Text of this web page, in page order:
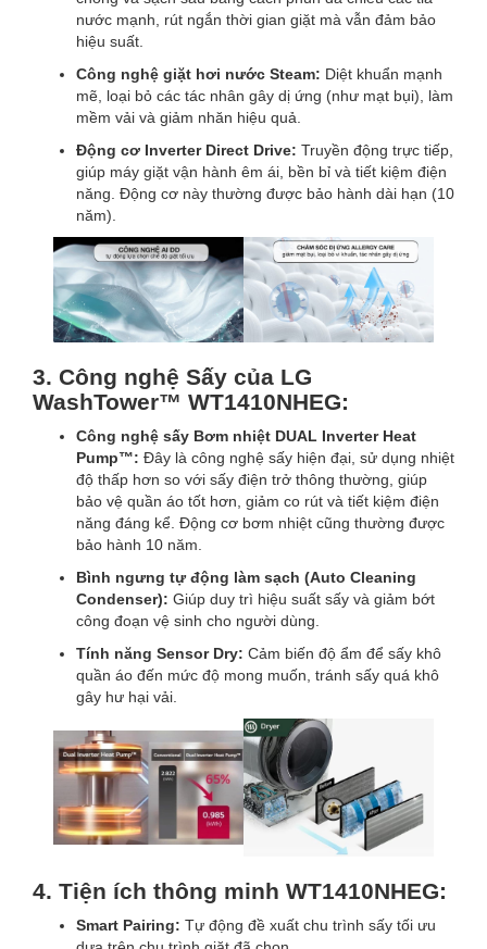
nước mạnh, rút ngắn thời gian giặt mà vẫn đảm bảo
hiệu suất.
Công nghệ giặt hơi nước Steam: Diệt khuẩn mạnh
mẽ, loại bỏ các tác nhân gây dị ứng (như mạt bụi), làm
mềm vải và giảm nhăn hiệu quả.
Động cơ Inverter Direct Drive: Truyền động trực tiếp,
giúp máy giặt vận hành êm ái, bền bỉ và tiết kiệm điện
năng. Động cơ này thường được bảo hành dài hạn (10
năm).
3. Công nghệ Sấy của LG
WashTower™ WT1410NHEG:
Công nghệ sấy Bơm nhiệt DUAL Inverter Heat
Pump™: Đây là công nghệ sấy hiện đại, sử dụng nhiệt
độ thấp hơn so với sấy điện trở thông thường, giúp
bảo vệ quần áo tốt hơn, giảm co rút và tiết kiệm điện
năng đáng kể. Động cơ bơm nhiệt cũng thường được
bảo hành 10 năm.
Bình ngưng tự động làm sạch (Auto Cleaning
Condenser): Giúp duy trì hiệu suất sấy và giảm bớt
công đoạn vệ sinh cho người dùng.
Tính năng Sensor Dry: Cảm biến độ ẩm để sấy khô
quần áo đến mức độ mong muốn, tránh sấy quá khô
gây hư hại vải.
4. Tiện ích thông minh WT1410NHEG:
Smart Pairing: Tự động đề xuất chu trình sấy tối ưu